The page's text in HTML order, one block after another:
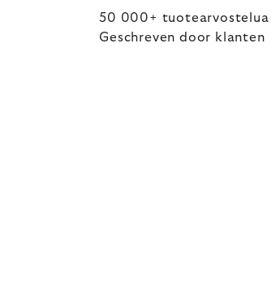
50 000+ tuotearvostelua
Geschreven door klanten